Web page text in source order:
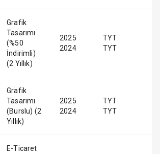
Grafik
Tasarımı
(%50
İndirimli)
(2 Yıllık)
2025
2024
TYT
TYT
Grafik
Tasarımı
(Burslu) (2
Yıllık)
2025
2024
TYT
TYT
E-Ticaret